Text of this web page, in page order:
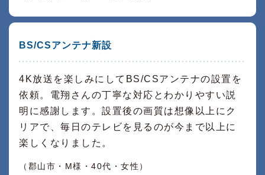
BS/CSアンテナ新設
4K放送を楽しみにしてBS/CSアンテナの設置を
依頼。電翔さんの丁寧な対応とわかりやすい説
明に感謝します。設置後の画質は想像以上にク
リアで、毎日のテレビを見るのが今まで以上に
楽しくなりました。
（郡山市・M様・40代・女性）